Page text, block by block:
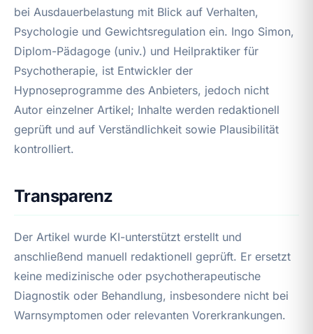
bei Ausdauerbelastung mit Blick auf Verhalten,
Psychologie und Gewichtsregulation ein. Ingo Simon,
Diplom-Pädagoge (univ.) und Heilpraktiker für
Psychotherapie, ist Entwickler der
Hypnoseprogramme des Anbieters, jedoch nicht
Autor einzelner Artikel; Inhalte werden redaktionell
geprüft und auf Verständlichkeit sowie Plausibilität
kontrolliert.
Transparenz
Der Artikel wurde KI-unterstützt erstellt und
anschließend manuell redaktionell geprüft. Er ersetzt
keine medizinische oder psychotherapeutische
Diagnostik oder Behandlung, insbesondere nicht bei
Warnsymptomen oder relevanten Vorerkrankungen.